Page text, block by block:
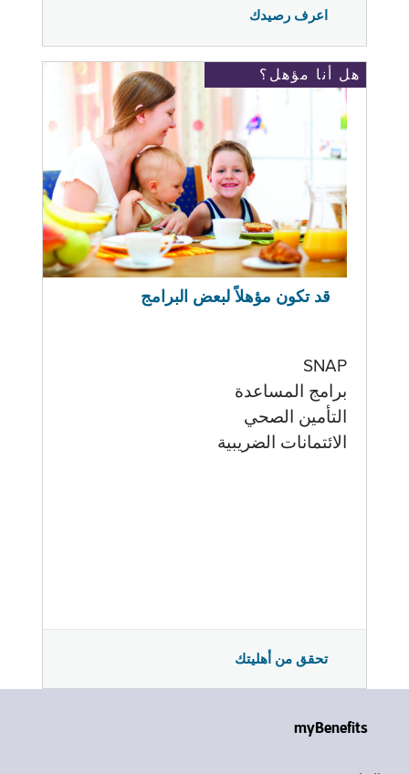
اعرف رصيدك
هل أنا مؤهل؟
قد تكون مؤهلاً لبعض البرامج
SNAP
برامج المساعدة
التأمين الصحي
الائتمانات الضريبية
تحقق من أهليتك
myBenefits